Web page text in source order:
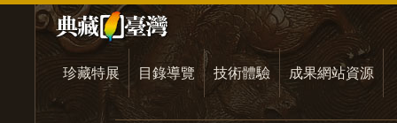
珍藏特展 目錄導覽 技術體驗 成果網站資源